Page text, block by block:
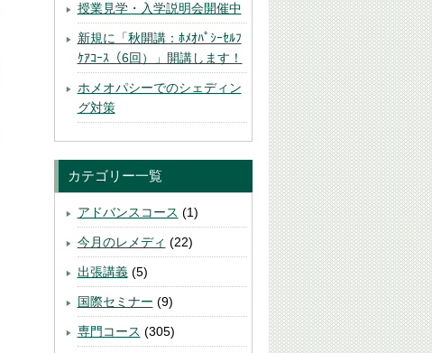
授業見学・入学説明会開催中
新規に「秋開講：ﾎﾒｵﾊﾟｼｰｾﾙﾌ
ｹｱｺｰｽ（6回）」開講します！
ホメオパシーでのシェディン
グ対策
カテゴリー一覧
アドバンスコース (1)
今月のレメディ (22)
出張講義(5)
国際セミナー (9)
専門コース (305)